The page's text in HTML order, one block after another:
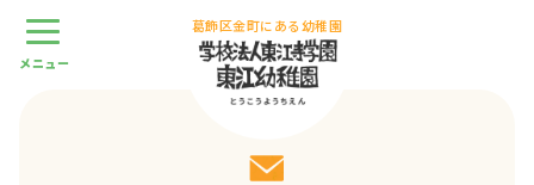
葛飾区金町にある幼稚園